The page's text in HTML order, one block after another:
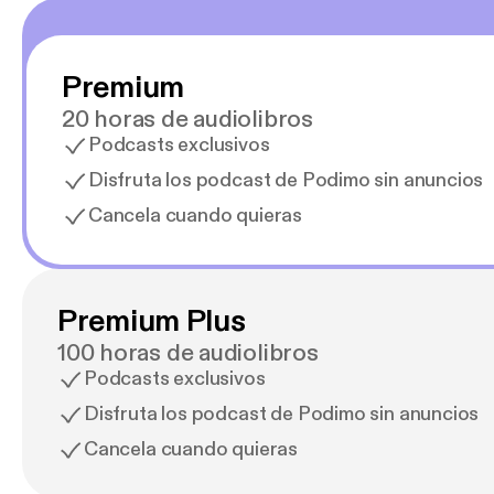
Premium
20 horas de audiolibros
Podcasts exclusivos
Disfruta los podcast de Podimo sin anuncios
Cancela cuando quieras
Premium Plus
100 horas de audiolibros
Podcasts exclusivos
Disfruta los podcast de Podimo sin anuncios
Cancela cuando quieras